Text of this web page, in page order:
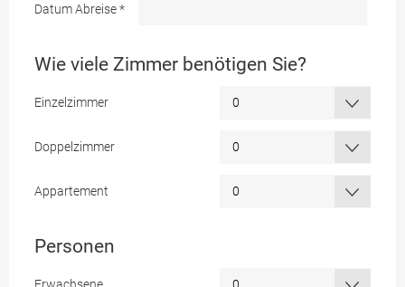
Datum Abreise*
Wie viele Zimmer benötigen Sie?
Einzelzimmer
Doppelzimmer
Appartement
Personen